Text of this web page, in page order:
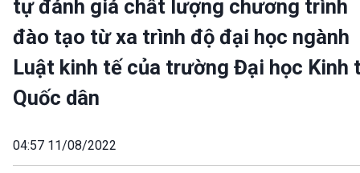
tự đánh giá chất lượng chương trình
đào tạo từ xa trình độ đại học ngành
Luật kinh tế của trường Đại học Kinh
Quốc dân
04:57 11/08/2022